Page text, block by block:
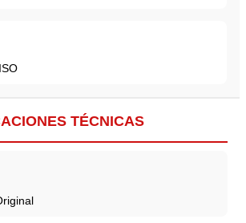
TÉCNICAS